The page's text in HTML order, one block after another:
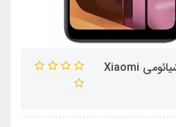
محافظ صفحه نمایش شیائومی Xiaomi